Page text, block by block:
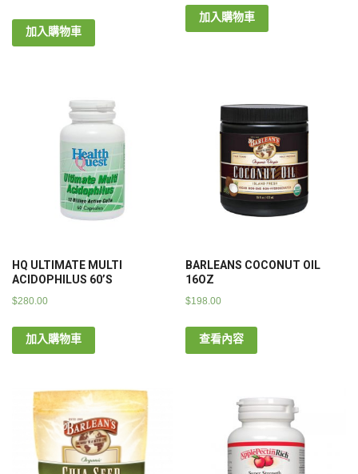
加入購物車
加入購物車
HQ ULTIMATE MULTI
ACIDOPHILUS 60’S
$280.00
加入購物車
BARLEANS COCONUT OIL
16OZ
$198.00
查看內容